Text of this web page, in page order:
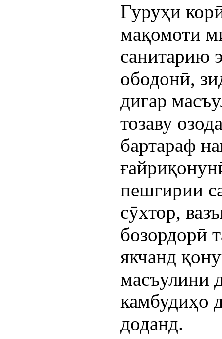
Гуруҳи
мақомоти
санитарию
ободонӣ,
дигар
тозаву
бартараф
пешгирии
сӯхтор,
бозордорӣ
якчанд
масъулини
камбудиҳо
доданд.